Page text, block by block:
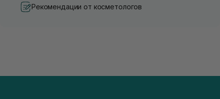
Рекомендации от косметологов